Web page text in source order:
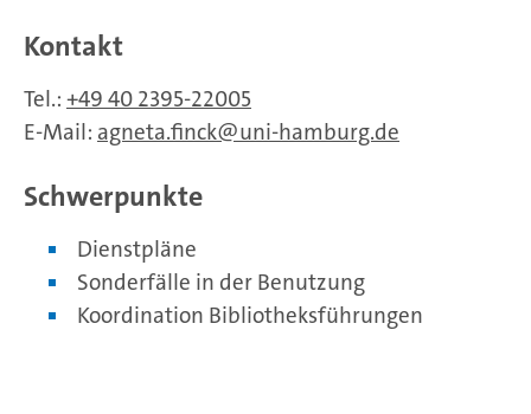
Kontakt
Tel.: +49 40 2395-22005
E-Mail: agneta.finck uni-hamburg.de
Schwerpunkte
Dienstpläne
Sonderfälle in der Benutzung
Koordination Bibliotheksführungen